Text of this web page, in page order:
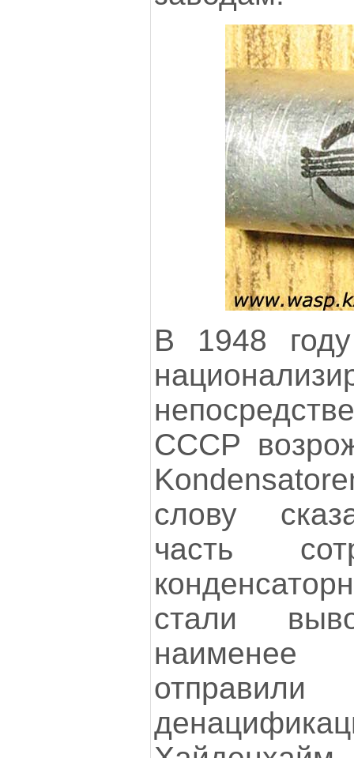
В 1948
СССР
слову
часть
стали